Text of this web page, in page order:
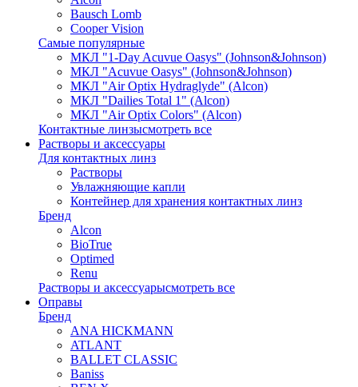
Bausch Lomb
Cooper Vision
Самые популярные
МКЛ "1-Day Acuvue Oasys" (Johnson&Johnson)
МКЛ "Acuvue Oasys" (Johnson&Johnson)
МКЛ "Air Optix Hydraglyde" (Alcon)
МКЛ "Dailies Total 1" (Alcon)
МКЛ "Air Optix Colors" (Alcon)
Контактные линзысмотреть все
Растворы и аксессуары
Для контактных линз
Растворы
Увлажняющие капли
Контейнер для хранения контактных линз
Бренд
Alcon
BioTrue
Optimed
Renu
Растворы и аксессуарысмотреть все
Оправы
Бренд
ANA HICKMANN
ATLANT
BALLET CLASSIC
Baniss